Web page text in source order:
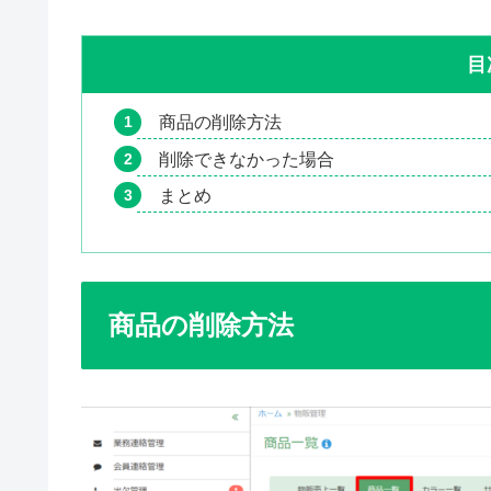
商品の削除方法
削除できなかった場合
まとめ
商品の削除方法